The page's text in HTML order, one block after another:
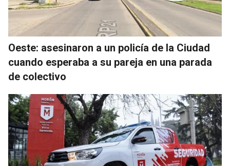
Oeste: asesinaron a un policía de la Ciudad
cuando esperaba a su pareja en una parada
de colectivo